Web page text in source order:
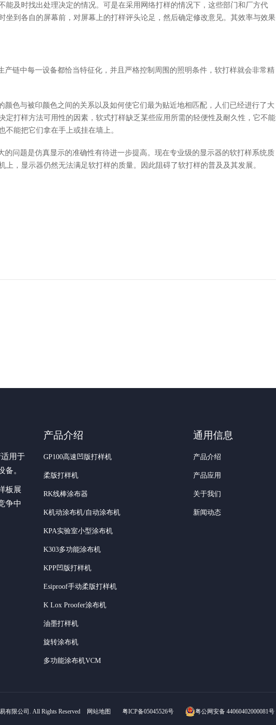
能及时找出处理决定的情况。可是在采用网络打样的情况下，这些部门和厂方代
坐到各自的屏幕前，对屏幕上的打样评头论足，然后确定修改意见。其效率与效果
链中每一设备都恰当特征化，并且严格控制周围的照明条件，软打样就会非常精
色与被印颜色之间的关系以及如何使它们最为贴近地相匹配，人们已经进行了大
定打样方法可用性的因素，软式打样缺乏某些应用所需的轻便性及耐久性，它不能
不能把它们拿在手上或挂在墙上。
问题是仿真显示的准确性有待进一步提高。现在专业级的显示器的软打样系统质
上，显示器仍然无法满足软打样的质量。因此阻碍了软打样的普及及其发展。
用于
备。
板展
争中
产品介绍
GP100高速凹版打样机
柔版打样机
RK线棒涂布器
K机动涂布机/自动涂布机
KPA实验室小型涂布机
K303多功能涂布机
KPP凹版打样机
Esiproof手动柔版打样机
K Lox Proofer涂布机
油墨打样机
旋转涂布机
多功能涂布机VCM
通用信息
产品介绍
产品应用
关于我们
新闻动态
有限公司. All Rights Reserved 网站地图 粤ICP备05045526号 粤公网安备 44060402000081号